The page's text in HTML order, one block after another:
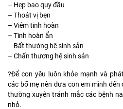
– Hẹp bao quy đầu
– Thoát vị bẹn
– Viêm tinh hoàn
– Tinh hoàn ẩn
– Bất thường hệ sinh sản
– Chấn thương hệ sinh sản
?Để con yêu luôn khỏe mạnh và
các bố mẹ nên đưa con em mình
thường xuyên tránh mắc các bệnh
nhỏ.